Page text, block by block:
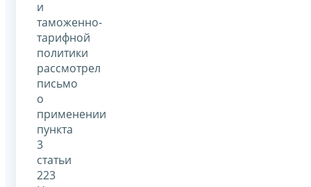
и
таможенно-
тарифной
политики
рассмотрел
письмо
о
применении
пункта
3
статьи
223